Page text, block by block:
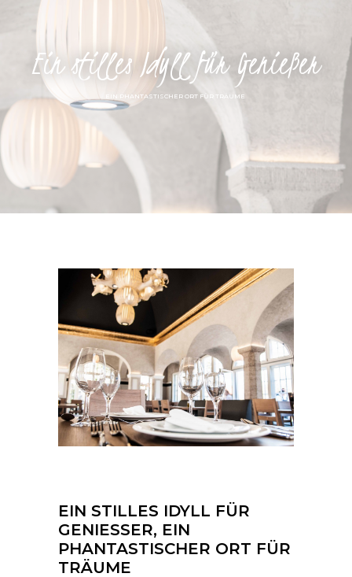
Ein stilles Idyll für Genießer
EIN PHANTASTISCHER ORT FÜR TRÄUME
EIN STILLES IDYLL FÜR
GENIESSER, EIN
PHANTASTISCHER ORT FÜR
TRÄUME